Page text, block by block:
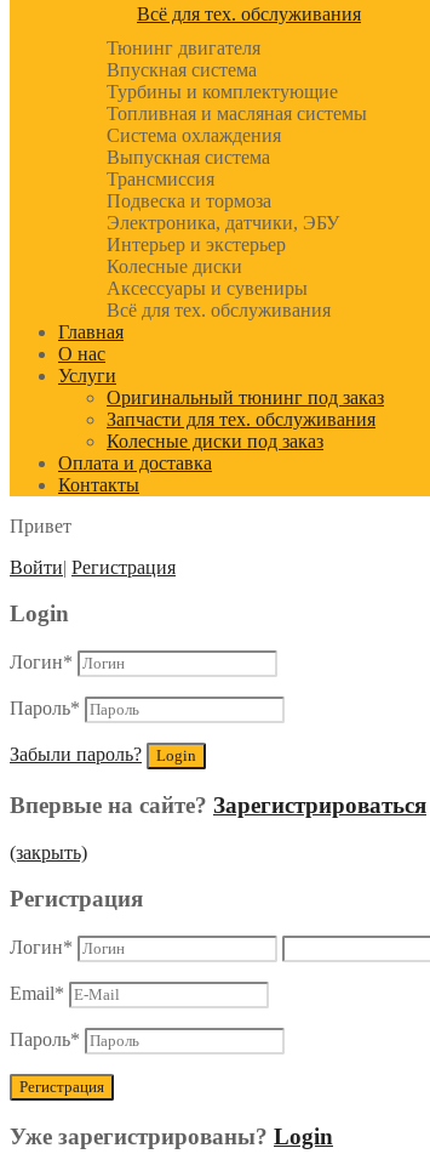
Всё для тех. обслуживания
Тюнинг двигателя
Впускная система
Турбины и комплектующие
Топливная и масляная системы
Система охлаждения
Выпускная система
Трансмиссия
Подвеска и тормоза
Электроника, датчики, ЭБУ
Интерьер и экстерьер
Колесные диски
Аксессуары и сувениры
Всё для тех. обслуживания
Главная
О нас
Услуги
Оригинальный тюнинг под заказ
Запчасти для тех. обслуживания
Колесные диски под заказ
Оплата и доставка
Контакты
Привет
Войти| Регистрация
Login
Логин*
Пароль*
Забыли пароль?
Впервые на сайте? Зарегистрироваться
(закрыть)
Регистрация
Логин*
Email*
Пароль*
Уже зарегистрированы? Login